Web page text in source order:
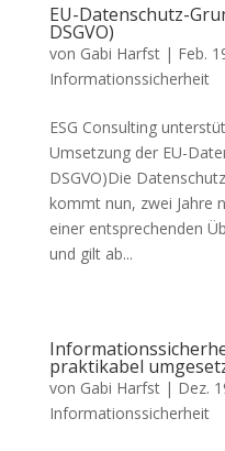
EU-Datenschutz-
DSGVO)
von Gabi Harfst| Feb.
Informationssicherheit
ESG Consulting
Umsetzung der EU-
DSGVO)Die
kommt nun, zwei Jahre
einer entsprechenden
und gilt ab...
praktikabel
von Gabi Harfst| Dez.
Informationssicherheit